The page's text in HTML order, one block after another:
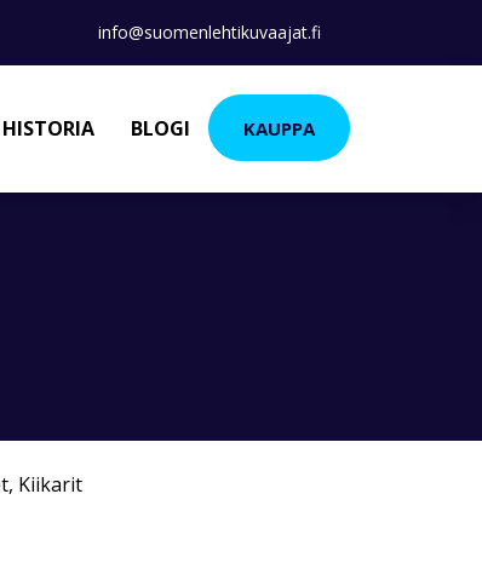
info@suomenlehtikuvaajat.fi
BLOGI KAUPPA
, Kiikarit